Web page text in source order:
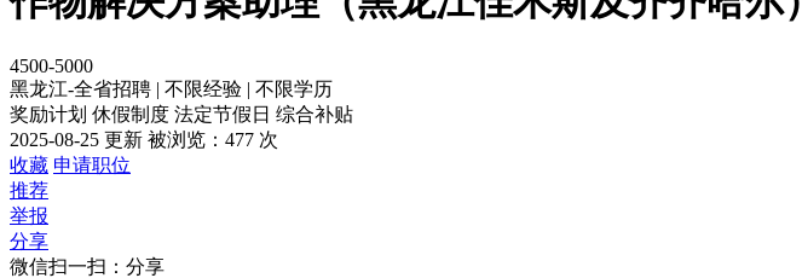
4500-5000
黑龙江-全省招聘 | 不限经验 | 不限学历
奖励计划 休假制度 法定节假日 综合补贴
2025-08-25 更新 被浏览： 477 次
收藏 申请职位
推荐
举报
分享
微信扫一扫：分享